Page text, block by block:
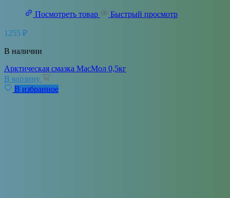
Посмотреть товар Быстрый просмотр
1255 ₽
В наличии
Арктическая смазка МасМол 0,5кг
В корзину
В избранное